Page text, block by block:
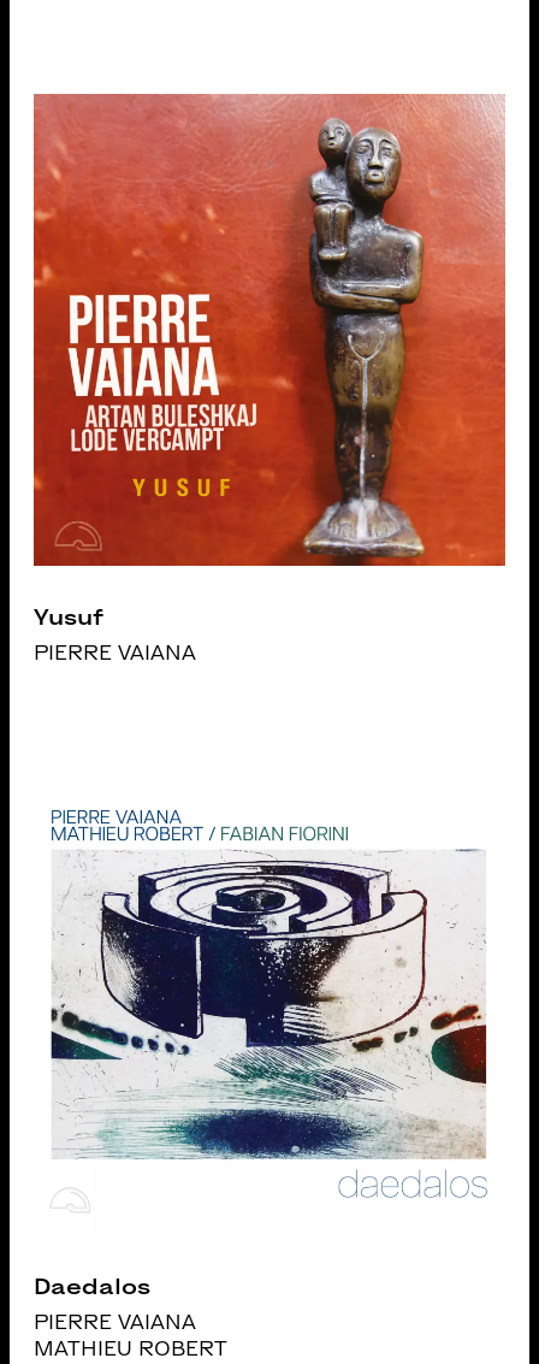
Yusuf
PIERRE VAIANA
Daedalos
PIERRE VAIANA
MATHIEU ROBERT